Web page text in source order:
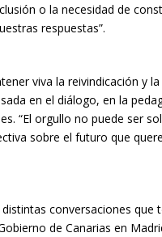
o la necesidad de
respuestas”.
viva la reivindicación y
en el diálogo, en la
“El orgullo no puede ser
sobre el futuro que
conversaciones que
de Canarias en